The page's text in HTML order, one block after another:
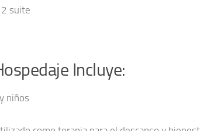
2 suite
Incluye:
niños